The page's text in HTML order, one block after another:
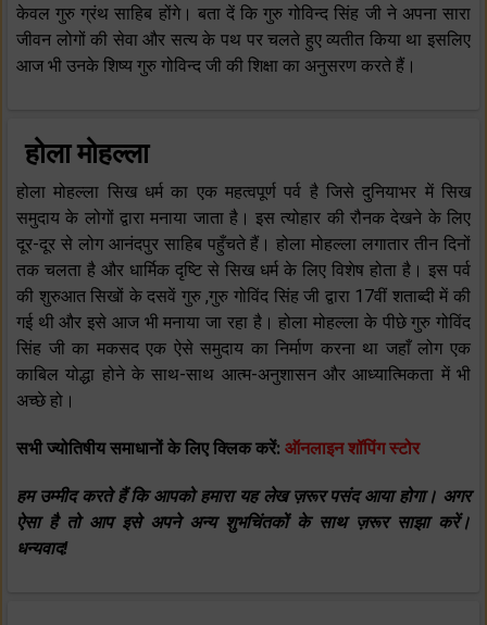
केवल गुरु ग्रंथ साहिब होंगे। बता दें कि गुरु गोविन्द सिंह जी ने अपना सारा
जीवन लोगों की सेवा और सत्य के पथ पर चलते हुए व्यतीत किया था इसलिए
आज भी उनके शिष्य गुरु गोविन्द जी की शिक्षा का अनुसरण करते हैं।
होला मोहल्ला
होला मोहल्ला सिख धर्म का एक महत्वपूर्ण पर्व है जिसे दुनियाभर में सिख
समुदाय के लोगों द्वारा मनाया जाता है। इस त्योहार की रौनक देखने के लिए
दूर-दूर से लोग आनंदपुर साहिब पहुँचते हैं। होला मोहल्ला लगातार तीन दिनों
तक चलता है और धार्मिक दृष्टि से सिख धर्म के लिए विशेष होता है। इस पर्व
की शुरुआत सिखों के दसवें गुरु ,गुरु गोविंद सिंह जी द्वारा 17वीं शताब्दी में की
गई थी और इसे आज भी मनाया जा रहा है। होला मोहल्ला के पीछे गुरु गोविंद
सिंह जी का मकसद एक ऐसे समुदाय का निर्माण करना था जहाँ लोग एक
काबिल योद्धा होने के साथ-साथ आत्म-अनुशासन और आध्यात्मिकता में भी
अच्छे हो।
सभी ज्योतिषीय समाधानों के लिए क्लिक करें: ऑनलाइन शॉपिंग स्टोर
हम उम्मीद करते हैं कि आपको हमारा यह लेख ज़रूर पसंद आया होगा। अगर
ऐसा है तो आप इसे अपने अन्य शुभचिंतकों के साथ ज़रूर साझा करें।
धन्यवाद!